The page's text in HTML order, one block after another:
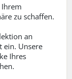
zu schaffen.
an
ein. Unsere
Ihres